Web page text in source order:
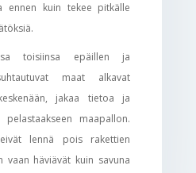
ennen kuin tekee pitkälle
toisiinsa epäillen ja
maat alkavat
jakaa tietoa ja
maapallon.
lennä pois rakettien
vaan häviävät kuin savuna